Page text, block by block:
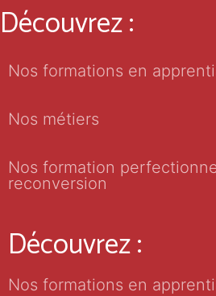
Découvrez :
Nos formations en
Nos métiers
Nos formation
reconversion
Découvrez :
Nos formations en